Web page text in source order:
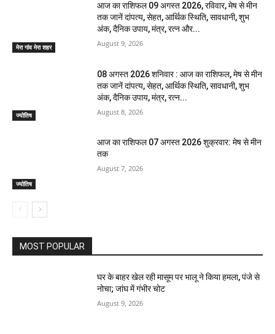
मेरा गांव मेरा शहर
आज का राशिफल 09 अगस्त 2026, रविवार, मेष से मीन
तक जानें दांपत्य, सेहत, आर्थिक स्थिति, सावधानी, शुभ
अंक, दैनिक उपाय, मंत्र, रत्न और...
August 9, 2026
ज्योतिष
08 अगस्त 2026 शनिवार : आज का राशिफल, मेष से मीन
तक जानें दांपत्य, सेहत, आर्थिक स्थिति, सावधानी, शुभ
अंक, दैनिक उपाय, मंत्र, रत्न...
August 8, 2026
ज्योतिष
आज का राशिफल 07 अगस्त 2026 शुक्रवार: मेष से मीन
तक
August 7, 2026
MOST POPULAR
घर के बाहर खेल रही मासूम पर भालू ने किया हमला, पंजे से
नोचा; जांघ में गंभीर चोट
August 9, 2026